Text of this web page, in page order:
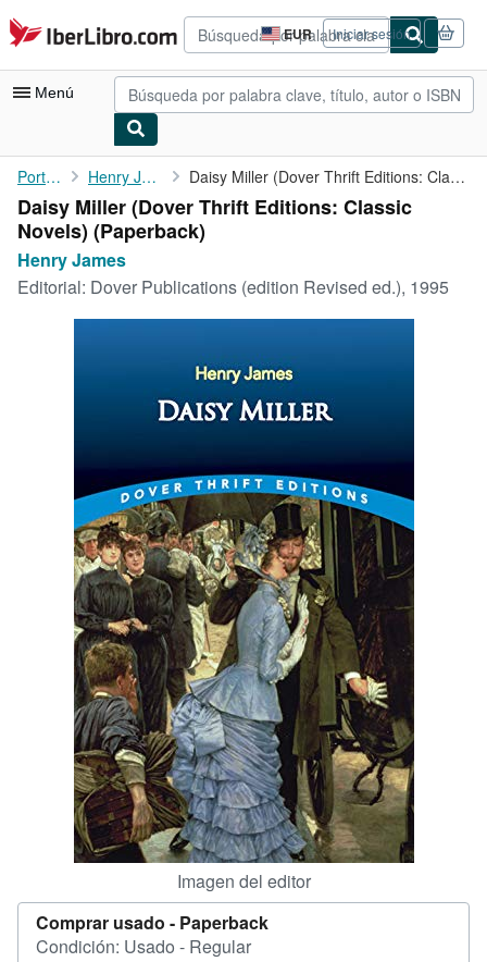
Pasar al contenido principal
IberLibro.com EUR
Preferencias
de
compra
del
Iniciar sesión
Menú
Mi cuenta
Consultar mis pedidos
Búsqueda avanzada
Colecciones
CERRAR
Portada Henry James Daisy Miller (Dover Thrift Editions: Classic Novels)
Daisy Miller (Dover Thrift Editions: Classic
Novels) (Paperback)
Henry James
Editorial: Dover Publications (edition Revised ed.), 1995
Imagen del editor
Comprar usado - Paperback
Condición: Usado - Regular